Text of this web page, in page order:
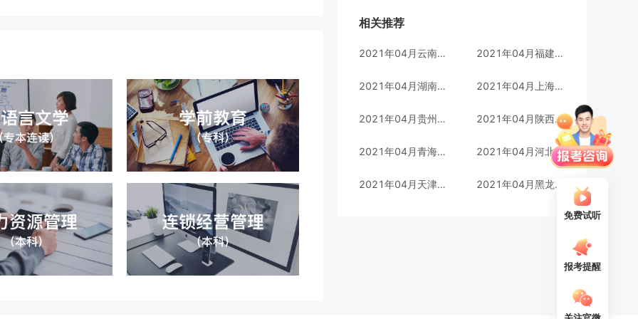
相关推荐
2021年04月云南自考汉语言文学(本科)专业考试时间(05010100) 2021年04月福建自考汉语言文学(专科)专业考试时间(970201)
2021年04月湖南自考英语(本科)专业考试时间(C050201) 2021年04月上海自考金融管理(本科)专业考试时间(C020120)
2021年04月贵州自考行政管理(本科)专业考试时间(120402) 2021年04月陕西自考金融管理(专科)专业考试时间(630201)
2021年04月青海自考会计(专科)华南理工大学专业考试时间(630302) 2021年04月河北自考工商企业管理(本科)专业考试时间(020202)
2021年04月天津自考广告(专科)专业考试时间(102) 2021年04月黑龙江自考法律实务(专科)专业考试时间(030112)
免费试听
报考提醒